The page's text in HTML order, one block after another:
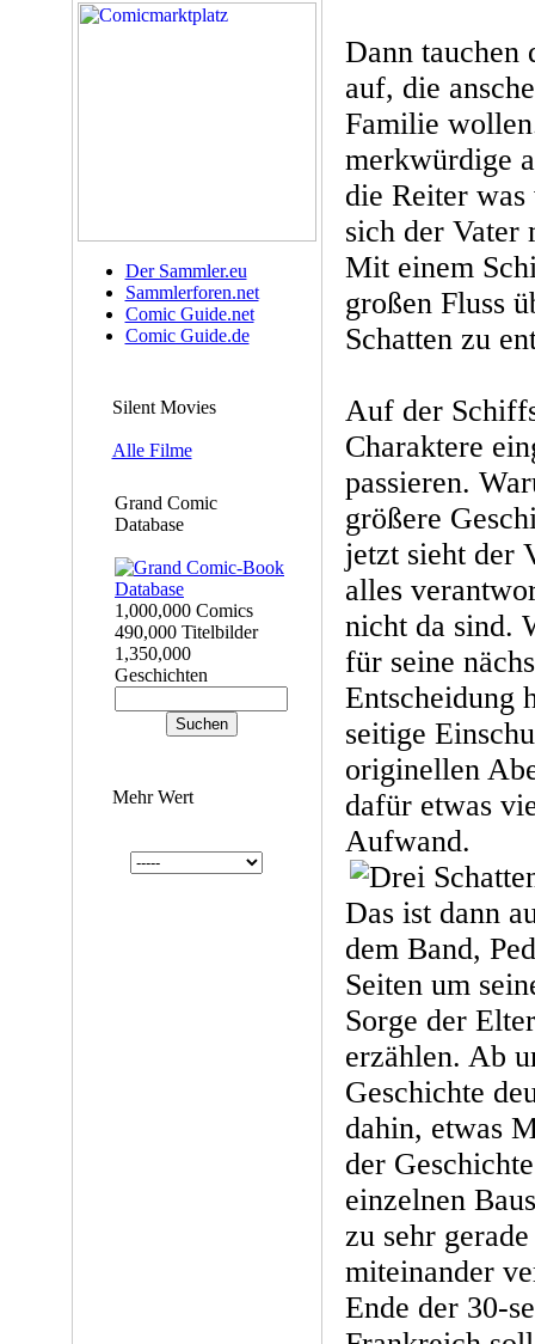
Der Sammler.eu
Sammlerforen.net
Comic Guide.net
Comic Guide.de
Silent Movies
Alle Filme
Grand Comic
Database
1,000,000 Comics
490,000 Titelbilder
1,350,000
Geschichten
Mehr Wert
Dann tauchen
auf, die
Familie
merkwürdige
die Reiter
sich der Vater
Mit einem
großen Fluss
Schatten zu
Auf der
Charaktere
passieren.
größere
jetzt sieht der
alles
nicht da sind.
für seine
Entscheidung
seitige
originellen
dafür etwas
Aufwand.
Das ist dann
dem Band,
Seiten um
Sorge der
erzählen. Ab
Geschichte
dahin, etwas
der
einzelnen
zu sehr
miteinander
Ende der 30-